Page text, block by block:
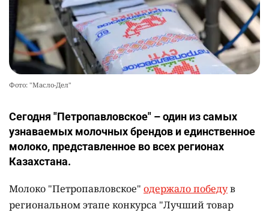
Фото: "Масло-Дел"
Сегодня "Петропавловское" – один из самых
узнаваемых молочных брендов и единственное
молоко, представленное во всех регионах
Казахстана.
Молоко "Петропавловское" одержало победув
региональном этапе конкурса "Лучший товар